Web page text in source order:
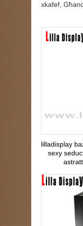
xkafef,
lilladisplay
sexy